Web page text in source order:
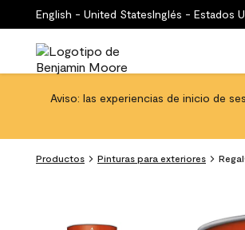
English - United StatesInglés - Estados
Aviso: las experiencias de inicio de
Productos Pinturas para exteriores